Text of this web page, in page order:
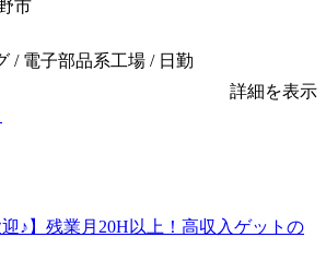
市
/ 電子部品系工場 / 日勤
詳細を表示